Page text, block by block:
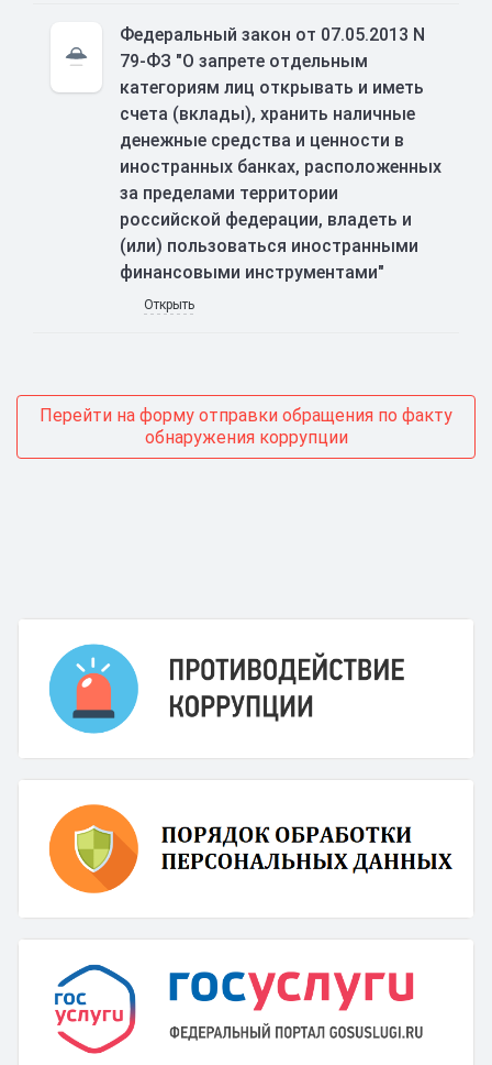
Федеральный закон от 07.05.2013 N
79-ФЗ "О запрете отдельным
категориям лиц открывать и иметь
счета (вклады), хранить наличные
денежные средства и ценности в
иностранных банках, расположенных
за пределами территории
российской федерации, владеть и
(или) пользоваться иностранными
финансовыми инструментами"
Открыть
Перейти на форму отправки обращения по факту
обнаружения коррупции